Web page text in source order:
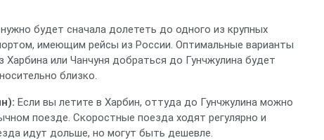
будет сначала долететь до одного из крупных
имеющим рейсы из России. Оптимальные варианты
или Чанчуня добраться до Гунчжулина будет
близко.
Если вы летите в Харбин, оттуда до Гунчжулина можно
поезде. Скоростные поезда ходят регулярно и
идут дольше, но могут быть дешевле.